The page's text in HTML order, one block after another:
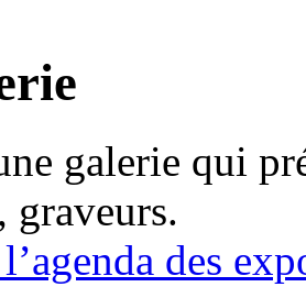
galerie qui
graveurs.
des